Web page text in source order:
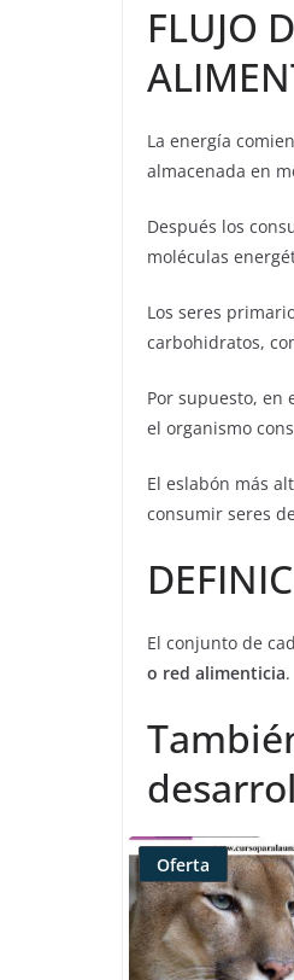
FLUJO
La energía
almacenada en
Después los
moléculas
Los seres
carbohidratos,
Por supuesto, en
el organismo
El eslabón más
consumir seres
El conjunto de
o red alimenticia.
Oferta
Producto
rebajado